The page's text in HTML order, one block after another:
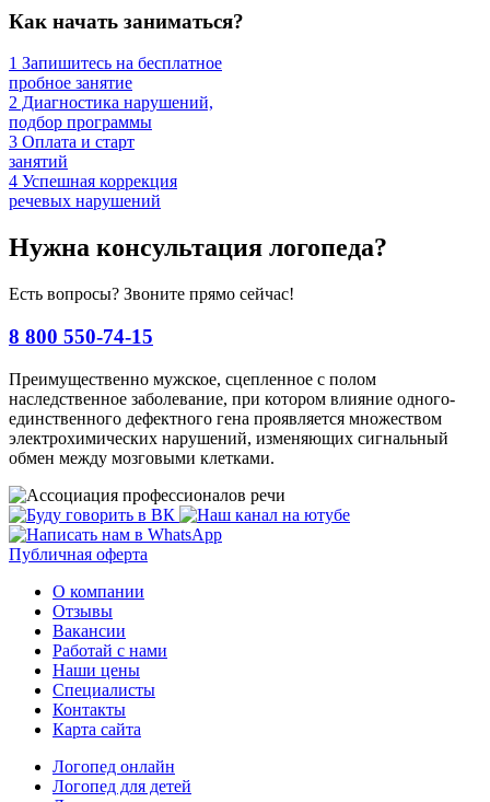
Как начать заниматься?
1 Запишитесь на бесплатное
пробное занятие
2 Диагностика нарушений,
подбор программы
3 Оплата и старт
занятий
4 Успешная коррекция
речевых нарушений
Нужна консультация логопеда?
Есть вопросы? Звоните прямо сейчас!
8 800 550-74-15
Преимущественно мужское, сцепленное с полом
наследственное заболевание, при котором влияние одного-
единственного дефектного гена проявляется множеством
электрохимических нарушений, изменяющих сигнальный
обмен между мозговыми клетками.
Публичная оферта
О компании
Отзывы
Вакансии
Работай с нами
Наши цены
Специалисты
Контакты
Карта сайта
Логопед онлайн
Логопед для детей